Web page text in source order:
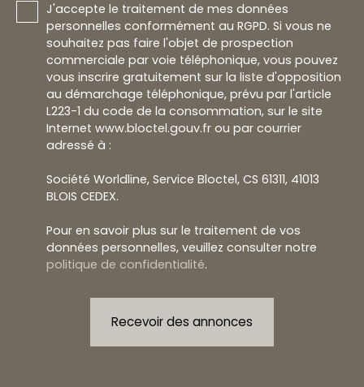
J'accepte le traitement de mes données
personnelles conformément au RGPD. Si vous ne
souhaitez pas faire l'objet de prospection
commerciale par voie téléphonique, vous pouvez
vous inscrire gratuitement sur la liste d'opposition
au démarchage téléphonique, prévu par l'article
L223-1 du code de la consommation, sur le site
Internet www.bloctel.gouv.fr ou par courrier
adressé à :
Société Worldline, Service Bloctel, CS 61311, 41013
BLOIS CEDEX.
Pour en savoir plus sur le traitement de vos
données personnelles, veuillez consulter notre
politique de confidentialité.
Recevoir des annonces